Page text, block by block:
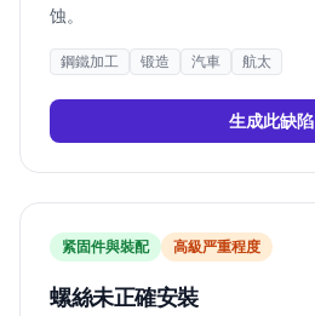
蚀。
鋼鐵加工 锻造 汽車 航太
生成此缺陷
紧固件與裝配 高級严重程度
螺絲未正確安裝